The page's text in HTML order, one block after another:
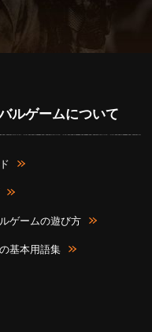
ルゲームについて
ゲームの遊び方
基本用語集